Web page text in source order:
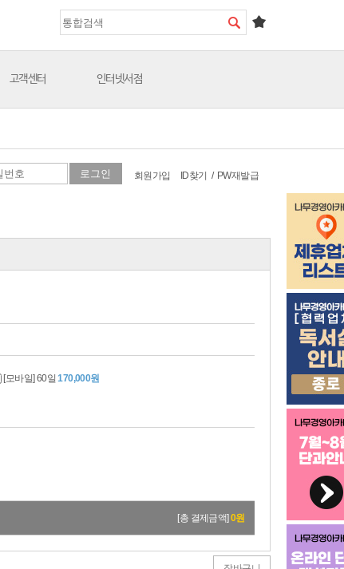
고객센터 인터넷서점
회원가입 ID찾기 / PW재발급
[모바일] 60일170,000원
[총 결제금액]0원